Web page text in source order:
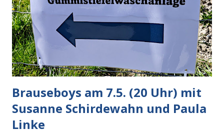
Dinge auf Twitter abfragen und entscheidend relevant
verarbeiten muss. Das ist lächerlich und gefährlich
zugleich. Denn eine Information fehlt noch, Grok soll
künftig in den US-amerikanischen Behörden mitarbeiten,
zuvord...
Brauseboys am 7.5. (20 Uhr) mit
Susanne Schirdewahn und Paula
Linke